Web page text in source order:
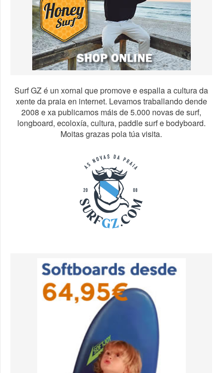
Surf GZ é un xornal que promove e espalla a cultura da
xente da praia en internet. Levamos traballando dende
2008 e xa publicamos máis de 5.000 novas de surf,
longboard, ecoloxía, cultura, paddle surf e bodyboard.
Moitas grazas pola túa visita.